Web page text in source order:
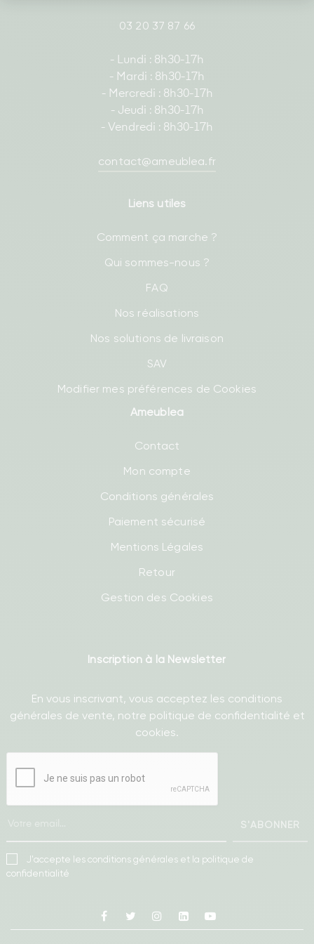
03 20 37 87 66
- Lundi : 8h30-17h
- Mardi : 8h30-17h
- Mercredi : 8h30-17h
- Jeudi : 8h30-17h
- Vendredi : 8h30-17h
contact@ameublea.fr
Liens utiles
Comment ça marche ?
Qui sommes-nous ?
FAQ
Nos réalisations
Nos solutions de livraison
SAV
Modifier mes préférences de Cookies
Ameublea
Contact
Mon compte
Conditions générales
Paiement sécurisé
Mentions Légales
Retour
Gestion des Cookies
Inscription à la Newsletter
En vous inscrivant, vous acceptez les conditions
générales de vente, notre politique de confidentialité et
cookies.
S'ABONNER
J'accepte les conditions générales et la politique de
confidentialité
Facebook
Twitter InstagramLinkedin